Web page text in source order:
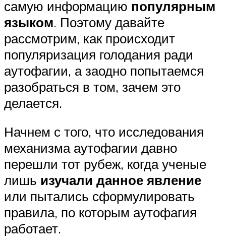
самую информацию популярным
языком. Поэтому давайте
рассмотрим, как происходит
популяризация голодания ради
аутофагии, а заодно попытаемся
разобраться в том, зачем это
делается.
Начнем с того, что исследования
механизма аутофагии давно
перешли тот рубеж, когда ученые
лишь изучали данное явление
или пытались сформулировать
правила, по которым аутофагия
работает.